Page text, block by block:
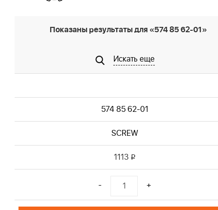
Показаны результаты для «574 85 62-01»
Искать еще
574 85 62-01
SCREW
1113 i
- +